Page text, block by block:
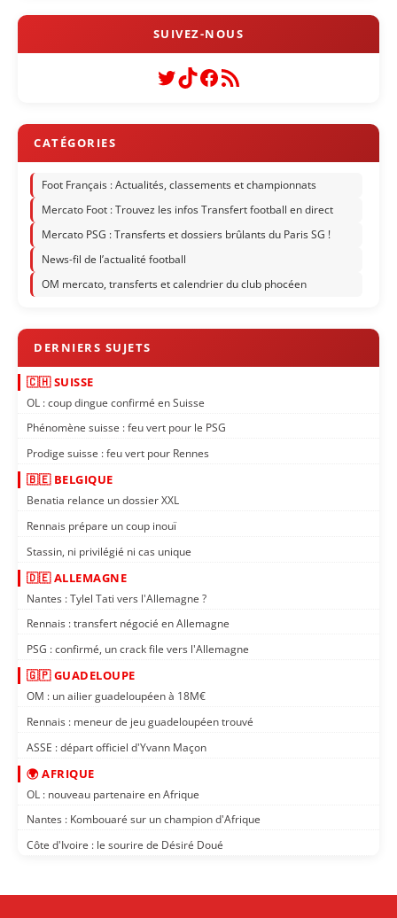
Twitter
TikTok
Facebook
Flux RSS
Foot Français : Actualités, classements et championnats
Mercato Foot : Trouvez les infos Transfert football en direct
Mercato PSG : Transferts et dossiers brûlants du Paris SG !
News-fil de l’actualité football
OM mercato, transferts et calendrier du club phocéen
🇨🇭 SUISSE
OL : coup dingue confirmé en Suisse
Phénomène suisse : feu vert pour le PSG
Prodige suisse : feu vert pour Rennes
🇧🇪 BELGIQUE
Benatia relance un dossier XXL
Rennais prépare un coup inouï
Stassin, ni privilégié ni cas unique
🇩🇪 ALLEMAGNE
Nantes : Tylel Tati vers l'Allemagne ?
Rennais : transfert négocié en Allemagne
PSG : confirmé, un crack file vers l'Allemagne
🇬🇵 GUADELOUPE
OM : un ailier guadeloupéen à 18M€
Rennais : meneur de jeu guadeloupéen trouvé
ASSE : départ officiel d'Yvann Maçon
🌍 AFRIQUE
OL : nouveau partenaire en Afrique
Nantes : Kombouaré sur un champion d'Afrique
Côte d'Ivoire : le sourire de Désiré Doué